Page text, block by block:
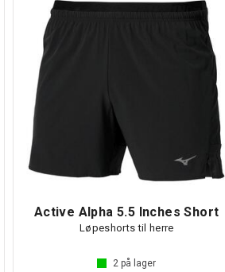
Active Alpha 5.5 Inches Short
Løpeshorts til herre
2 på lager